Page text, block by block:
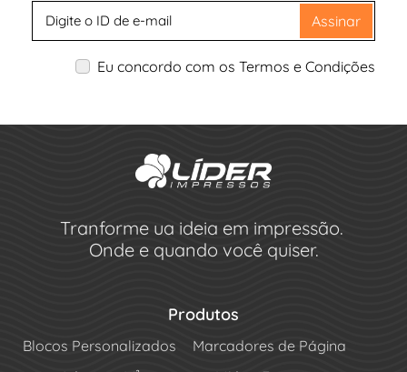
Assinar
Eu concordo com os Termos e Condições
Tranforme ua ideia em impressão.
Onde e quando você quiser.
Produtos
Blocos Personalizados
Marcadores de Página